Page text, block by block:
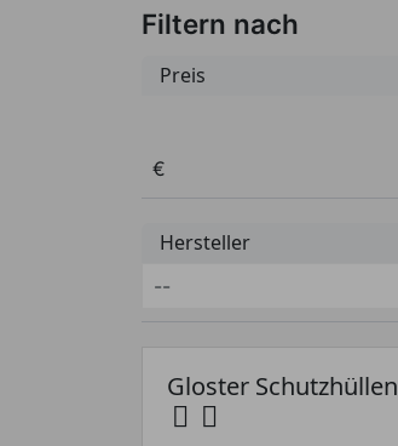
Filtern nach
Preis
Preis von
€
Hersteller
Gloster Schutzhüllen
 